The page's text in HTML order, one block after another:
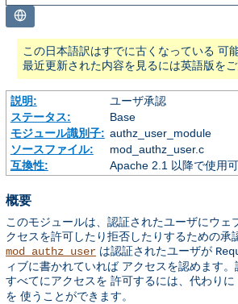
この日本語訳はすでに古くなっている 可
最近更新された内容を見るには英語版をご
説明:
ユーザ承認
ステータス:
Base
モジュール識別子: authz_user_module
ソースファイル:
mod_authz_user.c
互換性:
Apache 2.1 以降で使用
概要
このモジュールは、認証されたユーザにウェ
クセスを許可したり拒否したりするための承
mod_authz_user は認証されたユーザが
ィブに書かれていれば アクセスを認めます
すべてにアクセスを 許可するには、代わりに
を 使うことができます。